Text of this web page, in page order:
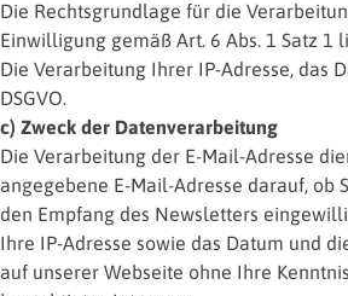
Die Rechtsgrundlage für die
Einwilligung gemäß Art. 6 Abs. 1 Satz 1
Die Verarbeitung Ihrer IP-Adresse, das
DSGVO.
c) Zweck der Datenverarbeitung
Die Verarbeitung der E-Mail-Adresse
angegebene E-Mail-Adresse darauf, ob
den Empfang des Newsletters
Ihre IP-Adresse sowie das Datum und
auf unserer Webseite ohne Ihre